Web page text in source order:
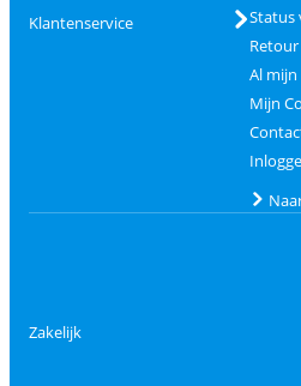
Klantenservice
Status
Al
Mijn
Zakelijk